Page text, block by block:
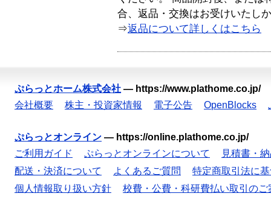
合、返品・交換はお受けいたし
⇒返品について詳しくはこちら
ぷらっとホーム株式会社 — https://www.plathome.co.jp/
会社概要
株主・投資家情報 電子公告 OpenBlocks
ぷらっとオンライン — https://online.plathome.co.jp/
ご利用ガイド
ぷらっとオンラインについて
見積書・
配送・決済について
よくあるご質問
特定商取引法に
個人情報取り扱い方針
校費・公費・科研費払い取引のご